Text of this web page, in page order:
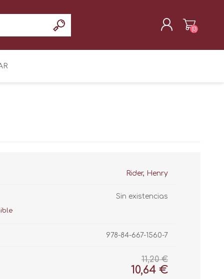
(0)
Rider, Henry
Sin existencias
978-84-667-1560-7
11,20 €
10,64 €